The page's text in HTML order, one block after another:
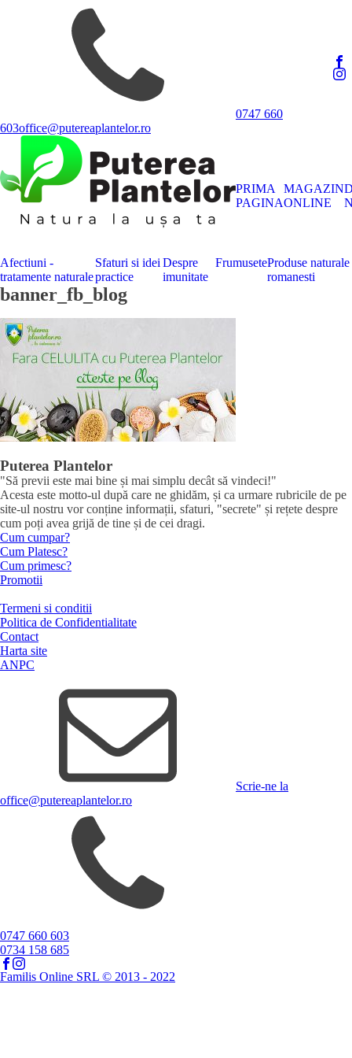
0747 660
603office@putereaplantelor.ro
PRIMA
PAGINA
MAGAZIN
ONLINE
Afectiuni -
tratamente naturale
Sfaturi si idei
practice
Despre
imunitate
FrumuseteProduse naturale
romanesti
banner_fb_blog
Puterea Plantelor
"Să previi este mai bine și mai simplu decât să vindeci!"
Acesta este motto-ul după care ne ghidăm, și ca urmare rubricile de pe
site-ul nostru vor conține informații, sfaturi, "secrete" și rețete despre
cum poți avea grijă de tine și de cei dragi.
Cum cumpar?
Cum Platesc?
Cum primesc?
Promotii
Termeni si conditii
Politica de Confidentialitate
Contact
Harta site
ANPC
Scrie-ne la
office@putereaplantelor.ro
0747 660 603
0734 158 685
Familis Online SRL © 2013 - 2022